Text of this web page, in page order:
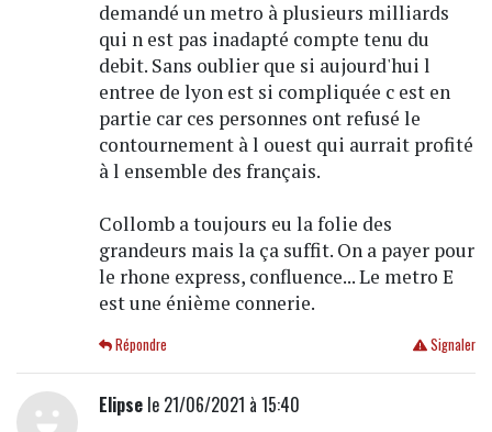
demandé un metro à plusieurs milliards
qui n est pas inadapté compte tenu du
debit. Sans oublier que si aujourd'hui l
entree de lyon est si compliquée c est en
partie car ces personnes ont refusé le
contournement à l ouest qui aurrait profité
à l ensemble des français.
Collomb a toujours eu la folie des
grandeurs mais la ça suffit. On a payer pour
le rhone express, confluence... Le metro E
est une énième connerie.
Signaler
Répondre
Elipsele 21/06/2021 à 15:40